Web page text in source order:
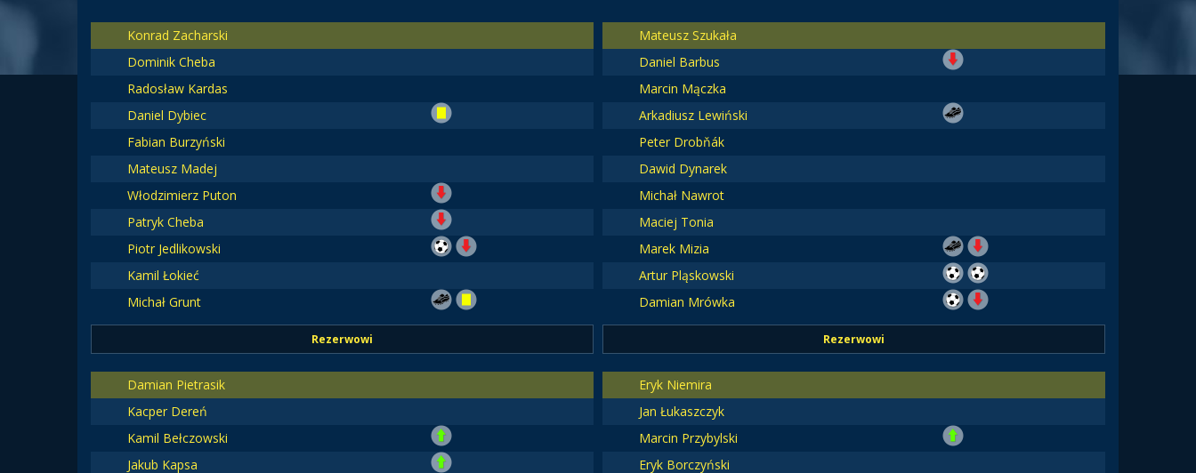
Konrad Zacharski
Dominik Cheba
Radosław Kardas
Daniel Dybiec
Fabian Burzyński
Mateusz Madej
Włodzimierz Puton
Patryk Cheba
Piotr Jedlikowski
Kamil Łokieć
Michał Grunt
Rezerwowi
Damian Pietrasik
Kacper Dereń
Kamil Bełczowski
Jakub Kapsa
Mateusz Szukała
Daniel Barbus
Marcin Mączka
Arkadiusz Lewiński
Peter Drobňák
Dawid Dynarek
Michał Nawrot
Maciej Tonia
Marek Mizia
Artur Pląskowski
Damian Mrówka
Rezerwowi
Eryk Niemira
Jan Łukaszczyk
Marcin Przybylski
Eryk Borczyński